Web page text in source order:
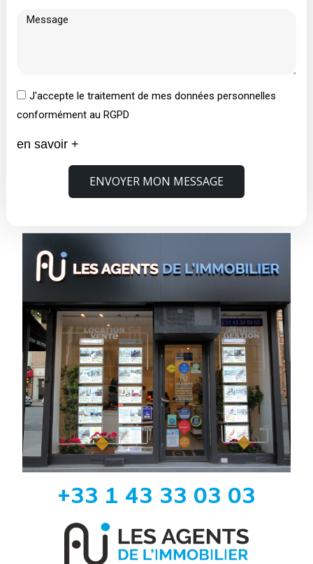
J'accepte le traitement de mes données personnelles
conformément au RGPD
en savoir +
ENVOYER MON MESSAGE
+33 1 43 33 03 03